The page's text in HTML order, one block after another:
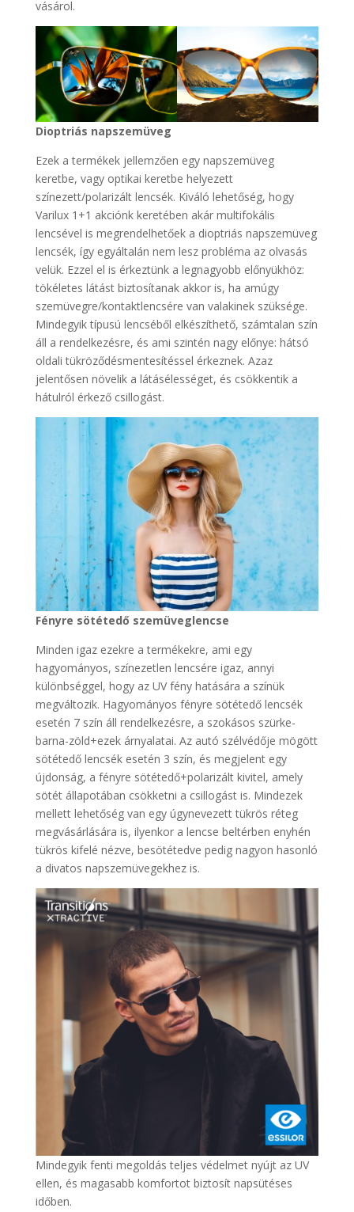
vásárol.
Dioptriás napszemüveg
Ezek a termékek jellemzően egy napszemüveg
keretbe, vagy optikai keretbe helyezett
színezett/polarizált lencsék. Kiváló lehetőség, hogy
Varilux 1+1 akciónk keretében akár multifokális
lencsével is megrendelhetőek a dioptriás napszemüveg
lencsék, így egyáltalán nem lesz probléma az olvasás
velük. Ezzel el is érkeztünk a legnagyobb előnyükhöz:
tökéletes látást biztosítanak akkor is, ha amúgy
szemüvegre/kontaktlencsére van valakinek szüksége.
Mindegyik típusú lencséből elkészíthető, számtalan szín
áll a rendelkezésre, és ami szintén nagy előnye: hátsó
oldali tükröződésmentesítéssel érkeznek. Azaz
jelentősen növelik a látásélességet, és csökkentik a
hátulról érkező csillogást.
Fényre sötétedő szemüveglencse
Minden igaz ezekre a termékekre, ami egy
hagyományos, színezetlen lencsére igaz, annyi
különbséggel, hogy az UV fény hatására a színük
megváltozik. Hagyományos fényre sötétedő lencsék
esetén 7 szín áll rendelkezésre, a szokásos szürke-
barna-zöld+ezek árnyalatai. Az autó szélvédője mögött
sötétedő lencsék esetén 3 szín, és megjelent egy
újdonság, a fényre sötétedő+polarizált kivitel, amely
sötét állapotában csökketni a csillogást is. Mindezek
mellett lehetőség van egy úgynevezett tükrös réteg
megvásárlására is, ilyenkor a lencse beltérben enyhén
tükrös kifelé nézve, besötétedve pedig nagyon hasonló
a divatos napszemüvegekhez is.
Mindegyik fenti megoldás teljes védelmet nyújt az UV
ellen, és magasabb komfortot biztosít napsütéses
időben.